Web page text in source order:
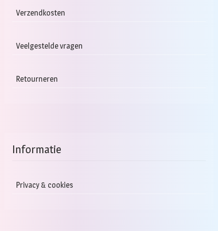
Verzendkosten
Veelgestelde vragen
Retourneren
Informatie
Privacy & cookies